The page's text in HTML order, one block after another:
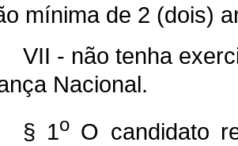
mínima de 2 (dois)
VII - não tenha
Nacional.
§ 1o O candidato